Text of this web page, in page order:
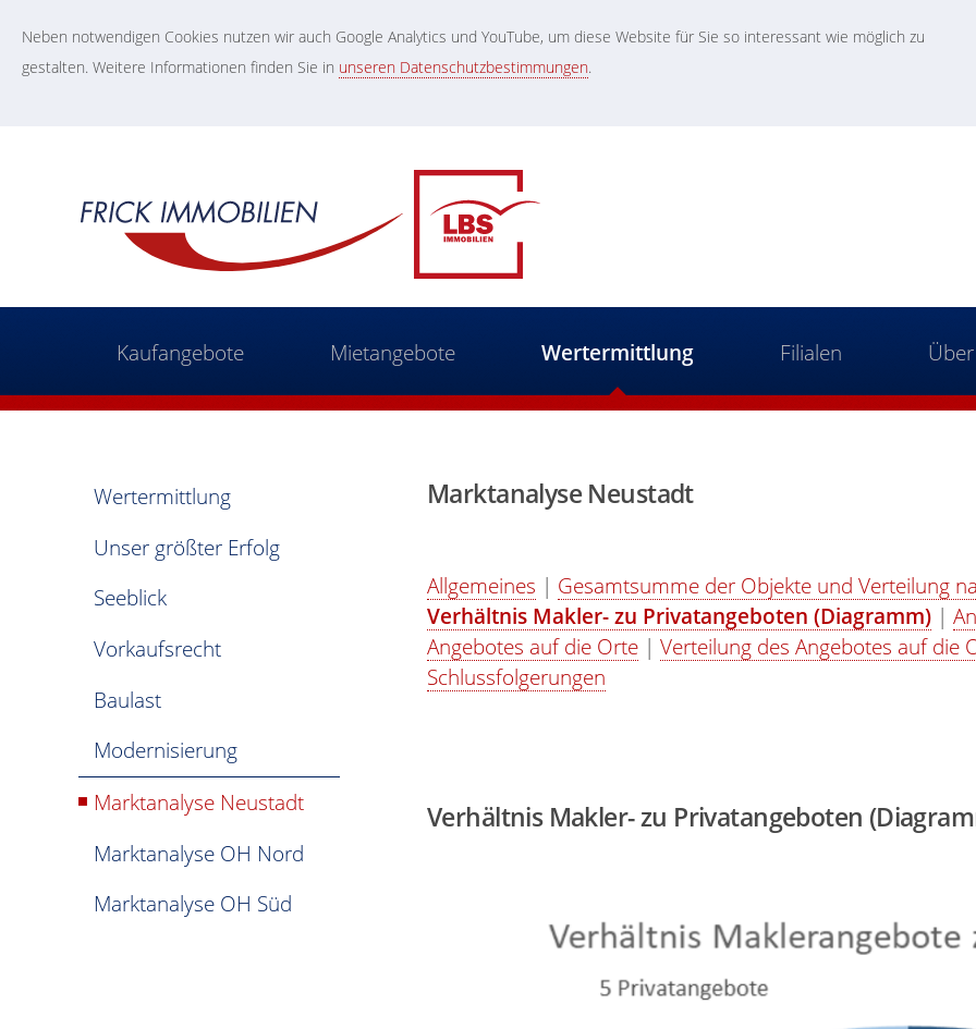
Neben notwendigen Cookies nutzen wir auch Google Analytics und YouTube, um diese Website für Sie so interessant wie möglich zu
gestalten. Weitere Informationen finden Sie in unseren Datenschutzbestimmungen.
Kaufangebote Mietangebote Wertermittlung Filialen
Wertermittlung
Unser größter Erfolg
Seeblick
Vorkaufsrecht
Baulast
Modernisierung
Marktanalyse Neustadt
Marktanalyse OH Nord
Marktanalyse OH Süd
Marktanalyse Neustadt
Allgemeines | Gesamtsumme der Objekte und Verteilung
Verhältnis Makler- zu Privatangeboten (Diagramm) |
Angebotes auf die Orte | Verteilung des Angebotes auf die
Schlussfolgerungen
Verhältnis Makler- zu Privatangeboten